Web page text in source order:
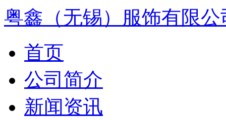
粤鑫（无锡）服饰有限公
首页
公司简介
新闻资讯